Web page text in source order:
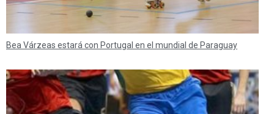
Bea Várzeas estará con Portugal en el mundial de Paraguay